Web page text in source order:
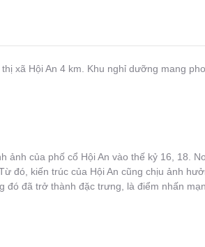
xã Hội An 4 km. Khu nghỉ dưỡng mang
của phố cổ Hội An vào thế kỷ 16, 18.
đó, kiến trúc của Hội An cũng chịu ảnh
đã trở thành đặc trưng, là điểm nhấn